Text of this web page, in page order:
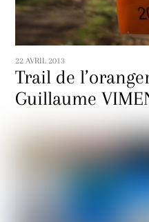
22 AVRIL 2013
Trail de
Guillaume